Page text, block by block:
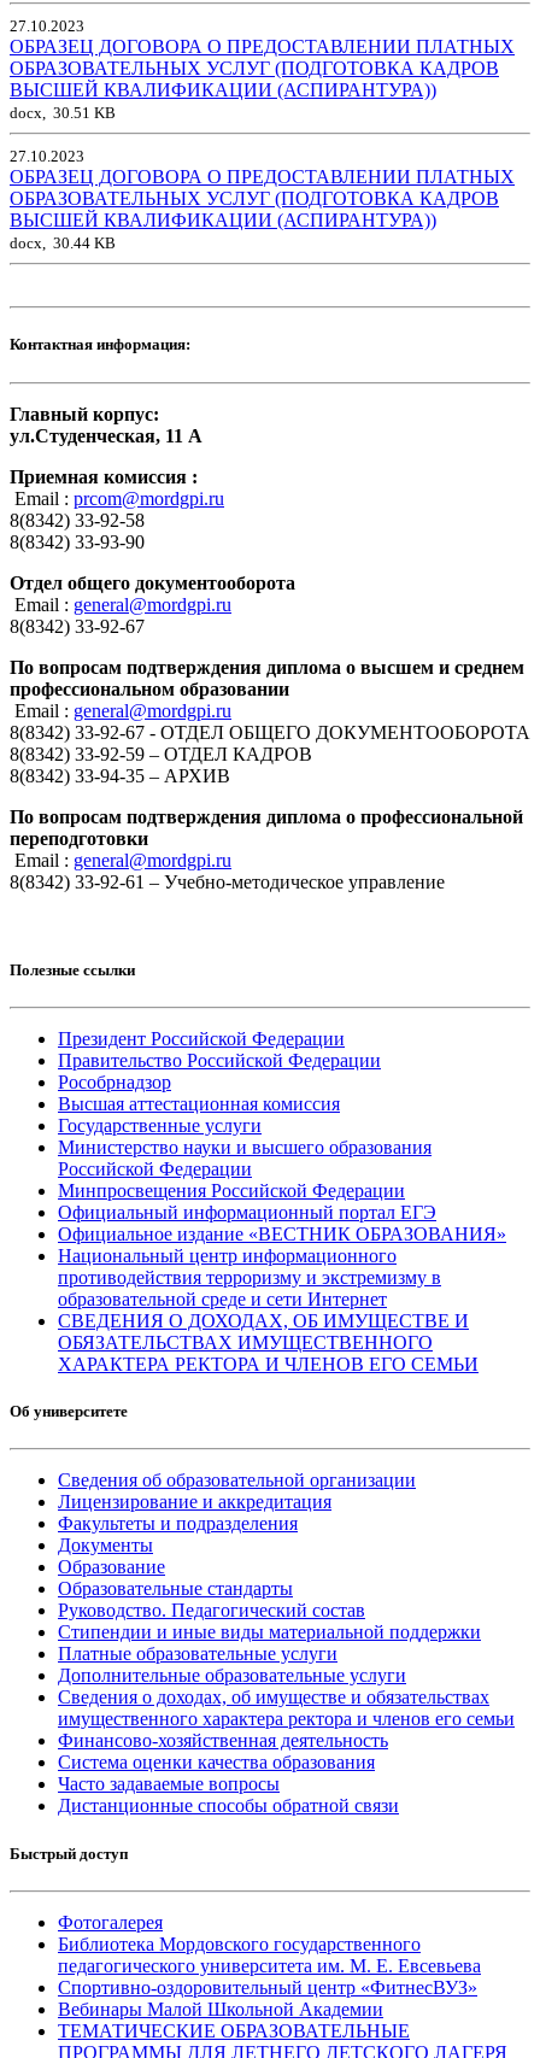
27.10.2023
ОБРАЗЕЦ ДОГОВОРА О ПРЕДОСТАВЛЕНИИ ПЛАТНЫХ
ОБРАЗОВАТЕЛЬНЫХ УСЛУГ (ПОДГОТОВКА КАДРОВ
ВЫСШЕЙ КВАЛИФИКАЦИИ (АСПИРАНТУРА))
docx, 30.51 KB
27.10.2023
ОБРАЗЕЦ ДОГОВОРА О ПРЕДОСТАВЛЕНИИ ПЛАТНЫХ
ОБРАЗОВАТЕЛЬНЫХ УСЛУГ (ПОДГОТОВКА КАДРОВ
ВЫСШЕЙ КВАЛИФИКАЦИИ (АСПИРАНТУРА))
docx, 30.44 KB
Контактная информация:
Главный корпус:
ул.Студенческая, 11 А
Приемная комиссия :
Email : prcom@mordgpi.ru
8(8342) 33-92-58
8(8342) 33-93-90
Отдел общего документооборота
Email : general@mordgpi.ru
8(8342) 33-92-67
По вопросам подтверждения диплома о высшем и среднем
профессиональном образовании
Email : general@mordgpi.ru
8(8342) 33-92-67 - ОТДЕЛ ОБЩЕГО ДОКУМЕНТООБОРОТА
8(8342) 33-92-59 – ОТДЕЛ КАДРОВ
8(8342) 33-94-35 – АРХИВ
По вопросам подтверждения диплома о профессиональной
переподготовки
Email : general@mordgpi.ru
8(8342) 33-92-61 – Учебно-методическое управление
Полезные ссылки
Президент Российской Федерации
Правительство Российской Федерации
Рособрнадзор
Высшая аттестационная комиссия
Государственные услуги
Министерство науки и высшего образования
Российской Федерации
Минпросвещения Российской Федерации
Официальный информационный портал ЕГЭ
Официальное издание «ВЕСТНИК ОБРАЗОВАНИЯ»
Национальный центр информационного
противодействия терроризму и экстремизму в
образовательной среде и сети Интернет
СВЕДЕНИЯ О ДОХОДАХ, ОБ ИМУЩЕСТВЕ И
ОБЯЗАТЕЛЬСТВАХ ИМУЩЕСТВЕННОГО
ХАРАКТЕРА РЕКТОРА И ЧЛЕНОВ ЕГО СЕМЬИ
Об университете
Сведения об образовательной организации
Лицензирование и аккредитация
Факультеты и подразделения
Документы
Образование
Образовательные стандарты
Руководство. Педагогический состав
Стипендии и иные виды материальной поддержки
Платные образовательные услуги
Дополнительные образовательные услуги
Сведения о доходах, об имуществе и обязательствах
имущественного характера ректора и членов его семьи
Финансово-хозяйственная деятельность
Система оценки качества образования
Часто задаваемые вопросы
Дистанционные способы обратной связи
Быстрый доступ
Фотогалерея
Библиотека Мордовского государственного
педагогического университета им. М. Е. Евсевьева
Спортивно-оздоровительный центр «ФитнесВУЗ»
Вебинары Малой Школьной Академии
ТЕМАТИЧЕСКИЕ ОБРАЗОВАТЕЛЬНЫЕ
ПРОГРАММЫ ДЛЯ ЛЕТНЕГО ДЕТСКОГО ЛАГЕРЯ